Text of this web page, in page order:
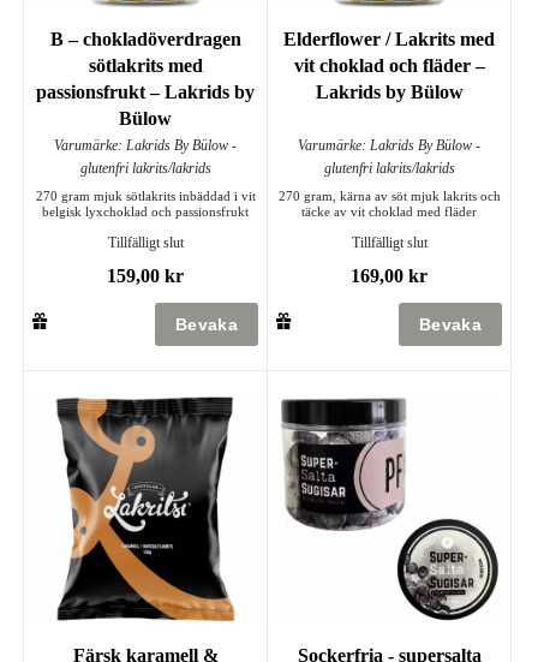
B – chokladöverdragen
sötlakrits med
passionsfrukt – Lakrids by
Bülow
Varumärke: Lakrids By Bülow -
glutenfri lakrits/lakrids
270 gram mjuk sötlakrits inbäddad i vit
belgisk lyxchoklad och passionsfrukt
Tillfälligt slut
159,00 kr
Elderflower / Lakrits med
vit choklad och fläder –
Lakrids by Bülow
Varumärke: Lakrids By Bülow -
glutenfri lakrits/lakrids
270 gram, kärna av söt mjuk lakrits och
täcke av vit choklad med fläder
Tillfälligt slut
169,00 kr
Färsk karamell & Sockerfria - supersalta